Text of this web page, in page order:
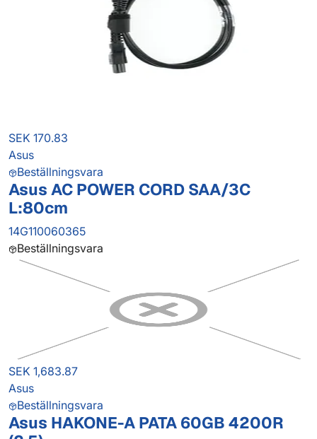
SEK 170.83
Asus
Beställningsvara
Asus AC POWER CORD SAA/3C
L:80cm
14G110060365
Beställningsvara
SEK 1,683.87
Asus
Beställningsvara
Asus HAKONE-A PATA 60GB 4200R